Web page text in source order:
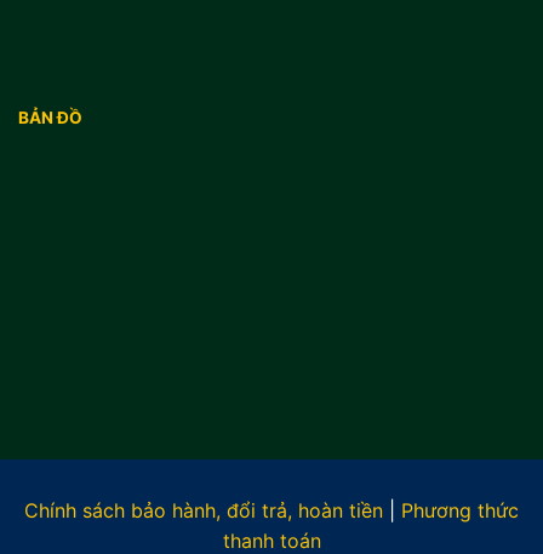
BẢN ĐỒ
Chính sách bảo hành, đổi trả, hoàn tiền
Phương thức
thanh toán